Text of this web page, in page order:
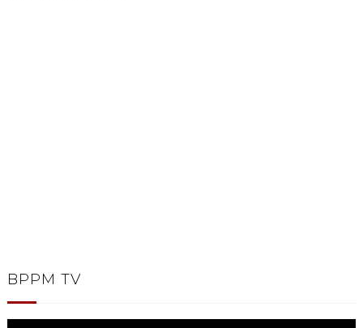
BPPM TV